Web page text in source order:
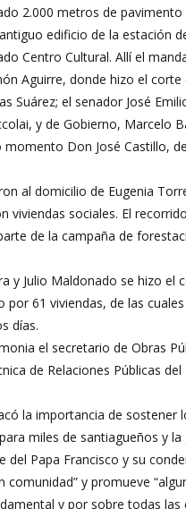
2.000 metros de
edificio de la estación
Centro Cultural. Allí el
Aguirre, donde hizo el
Suárez; el senador José
y de Gobierno, Marcelo
Don José Castillo,
al domicilio de Eugenia
viviendas sociales. El
de la campaña de
y Julio Maldonado se hizo el
61 viviendas, de las
días.
el secretario de Obras
de Relaciones Públicas
la importancia de sostener
miles de santiagueños y
del Papa Francisco y su
comunidad” y promueve
y por sobre todas las